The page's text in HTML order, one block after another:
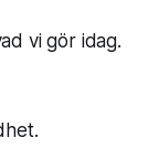
vi gör idag.